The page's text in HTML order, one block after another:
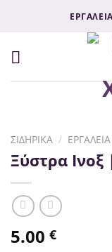
Περιεχομένου
ΣΙΔΗΡΙΚΆ /
Ξύστρα
5.00 €